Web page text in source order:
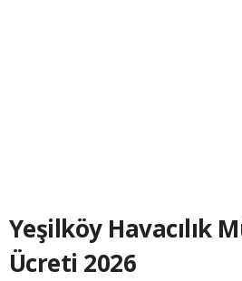
Yeşilköy Havacılık
Ücreti 2026